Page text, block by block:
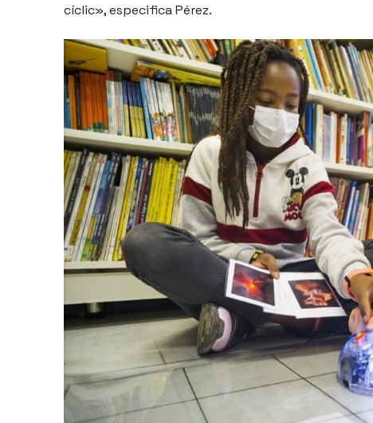
cíclic», especifica Pérez.